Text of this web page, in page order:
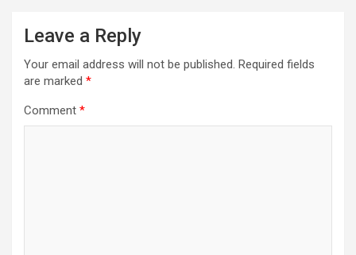
Leave a Reply
Your email address will not be published. Required fields
are marked *
Comment *